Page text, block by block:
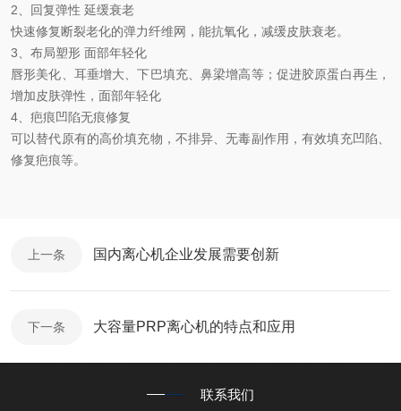
2 、回复弹性 延缓衰老
快速修复断裂老化的弹力纤维网，能抗氧化，减缓皮肤衰老。
3 、布局塑形 面部年轻化
唇形美化、耳垂增大、下巴填充、鼻梁增高等；促进胶原蛋白再生，
增加皮肤弹性，面部年轻化
4、疤痕凹陷无痕修复
可以替代原有的高价填充物，不排异、无毒副作用，有效填充凹陷、
修复疤痕等。
上一条 国内离心机企业发展需要创新
下一条 大容量PRP离心机的特点和应用
联系我们